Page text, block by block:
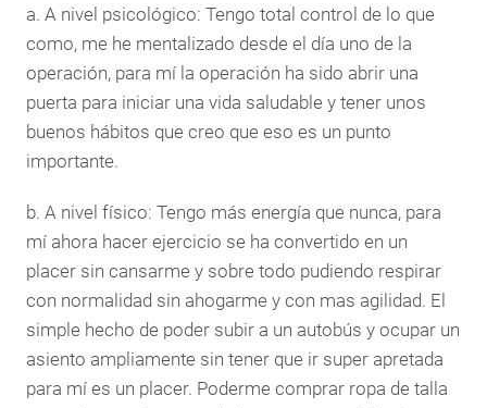
a. A nivel psicológico: Tengo total control de lo que
como, me he mentalizado desde el día uno de la
operación, para mí la operación ha sido abrir una
puerta para iniciar una vida saludable y tener unos
buenos hábitos que creo que eso es un punto
importante.
b. A nivel físico: Tengo más energía que nunca, para
mí ahora hacer ejercicio se ha convertido en un
placer sin cansarme y sobre todo pudiendo respirar
con normalidad sin ahogarme y con mas agilidad. El
simple hecho de poder subir a un autobús y ocupar un
asiento ampliamente sin tener que ir super apretada
para mí es un placer. Poderme comprar ropa de talla